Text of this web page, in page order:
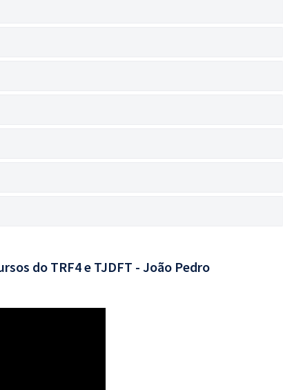
do TRF4 e TJDFT - João Pedro